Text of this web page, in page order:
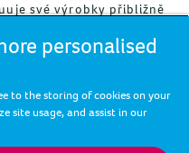
své výrobky přibližně
mezi něž patří
Libero,
Saba, Tempo, TOM
dosáhla tržeb ve
EUR) a
se nachází ve
personalised
to the storing of cookies on your
site usage, and assist in our